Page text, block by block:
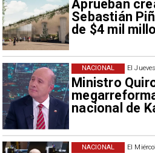
Aprueban
Sebastián
de $4 mil
El
Ministro
nacional de
NACIONAL
El
NACIONAL